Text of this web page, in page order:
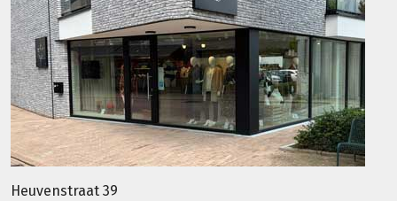
Heuvenstraat 39